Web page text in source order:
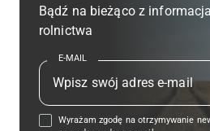
Bądź na bieżąco z
rolnictwa
E-MAIL
Wyrażam zgodę na otrzymywanie